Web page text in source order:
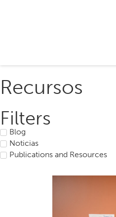
Recursos
Filters
Blog
Noticias
Publications and Resources